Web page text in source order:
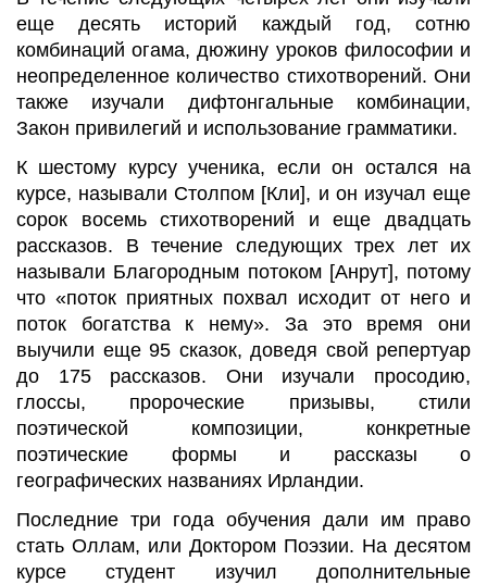
еще десять историй каждый год, сотню
комбинаций огама, дюжину уроков философии и
неопределенное количество стихотворений. Они
также изучали дифтонгальныекомбинации,
Закон привилегий и использование грамматики.
К шестому курсу ученика, если он остался на
курсе, называли Столпом [Кли], и он изучал еще
сорок восемь стихотворений и еще двадцать
рассказов. В течение следующих трех лет их
называли Благородным потоком [Анрут], потому
что «поток приятных похвал исходит от него и
поток богатства к нему». За это время они
выучили еще 95 сказок, доведя свой репертуар
до 175 рассказов. Они изучали просодию,
глоссы, пророческие призывы, стили
поэтической композиции, конкретные
поэтические формы и рассказы о
географических названиях Ирландии.
Последние три года обучения дали им право
стать Оллам, или Доктором Поэзии. На десятом
курсе студент изучил дополнительные